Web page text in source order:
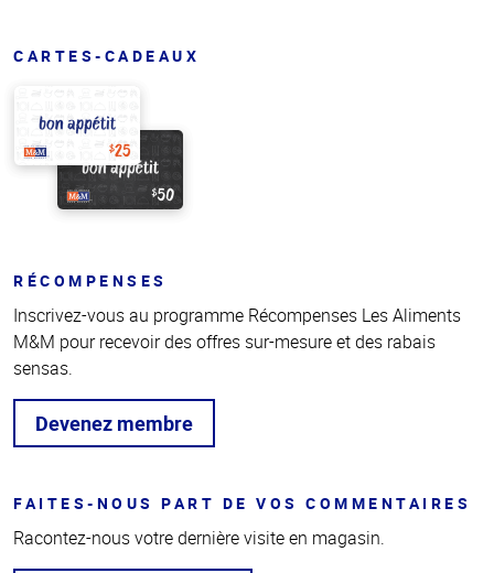
CARTES-CADEAUX
RÉCOMPENSES
Inscrivez-vous au programme Récompenses Les Aliments
M&M pour recevoir des offres sur-mesure et des rabais
sensas.
Devenez membre
FAITES-NOUS PART DE VOS COMMENTAIRES
Racontez-nous votre dernière visite en magasin.